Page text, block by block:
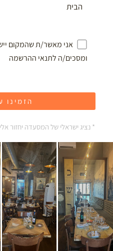
הבית
אני מאשר/ת שהמקום
ומסכים/ה לתנאי ההרשמה
* נציג ישראלי של המסעדה יחזור אליכם תוך 24 שעות